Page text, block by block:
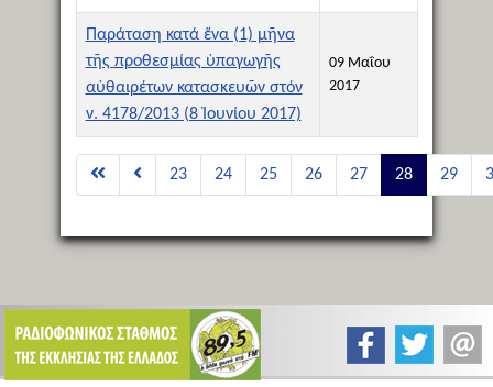
Παράταση κατά ἕνα (1) μῆνα
τῆς προθεσμίας ὑπαγωγῆς
αὐθαιρέτων κατασκευῶν στόν
ν. 4178/2013 (8 Ἰουνίου 2017)
09 Μαΐου
2017
Σελίδα 28 από 51
23 24 25 26 27 28 29